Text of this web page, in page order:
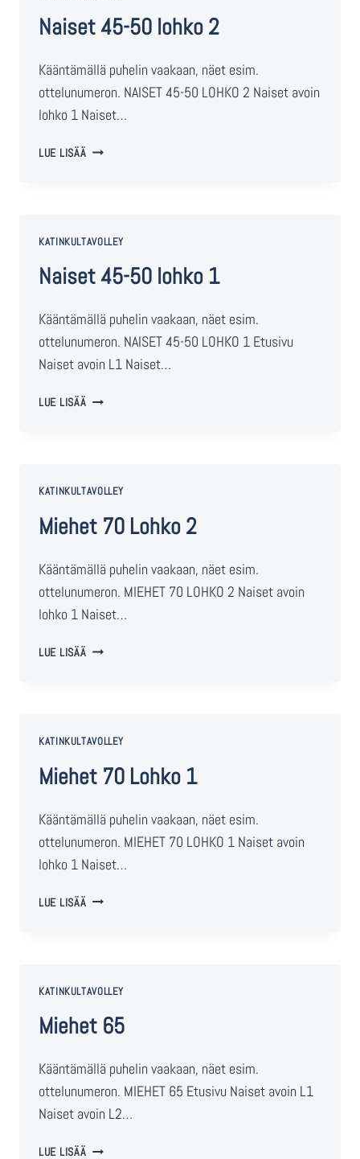
Naiset 45-50 lohko 2
Kääntämällä puhelin vaakaan, näet esim.
ottelunumeron. NAISET 45-50 LOHKO 2 Naiset avoin
lohko 1 Naiset…
LUE LISÄÄ
KATINKULTAVOLLEY
Naiset 45-50 lohko 1
Kääntämällä puhelin vaakaan, näet esim.
ottelunumeron. NAISET 45-50 LOHKO 1 Etusivu
Naiset avoin L1 Naiset…
LUE LISÄÄ
KATINKULTAVOLLEY
Miehet 70 Lohko 2
Kääntämällä puhelin vaakaan, näet esim.
ottelunumeron. MIEHET 70 LOHKO 2 Naiset avoin
lohko 1 Naiset…
LUE LISÄÄ
KATINKULTAVOLLEY
Miehet 70 Lohko 1
Kääntämällä puhelin vaakaan, näet esim.
ottelunumeron. MIEHET 70 LOHKO 1 Naiset avoin
lohko 1 Naiset…
LUE LISÄÄ
KATINKULTAVOLLEY
Miehet 65
Kääntämällä puhelin vaakaan, näet esim.
ottelunumeron. MIEHET 65 Etusivu Naiset avoin L1
Naiset avoin L2…
LUE LISÄÄ